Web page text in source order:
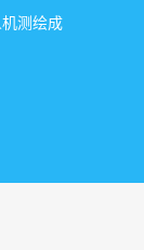
测绘成